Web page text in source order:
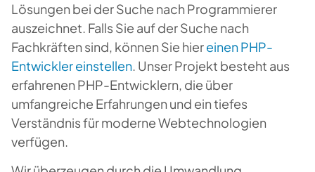
Lösungen bei der Suche nach Programmierer
auszeichnet. Falls Sie auf der Suche nach
Fachkräften sind, können Sie hiereinen PHP-
Entwickler einstellen. Unser Projekt besteht aus
erfahrenen PHP-Entwicklern, die über
umfangreiche Erfahrungen und ein tiefes
Verständnis für moderne Webtechnologien
verfügen.